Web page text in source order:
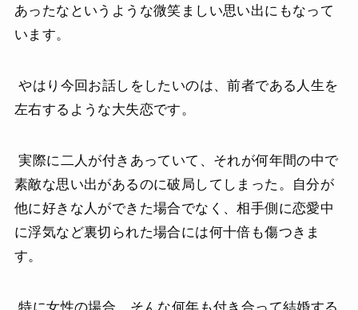
あったなというような微笑ましい思い出にもなって
います。
やはり今回お話しをしたいのは、前者である人生を
左右するような大失恋です。
実際に二人が付きあっていて、それが何年間の中で
素敵な思い出があるのに破局してしまった。自分が
他に好きな人ができた場合でなく、相手側に恋愛中
に浮気など裏切られた場合には何十倍も傷つきま
す。